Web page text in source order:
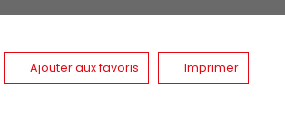
Ajouter aux favoris Imprimer